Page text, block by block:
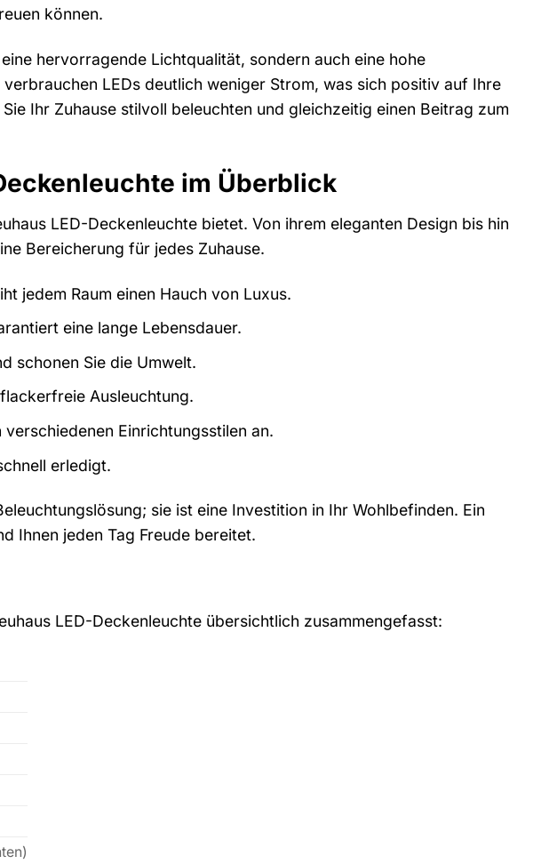
können.
hervorragende Lichtqualität, sondern auch eine hohe
LEDs deutlich weniger Strom, was sich positiv auf Ihre
Ihr Zuhause stilvoll beleuchten und gleichzeitig einen Beitrag zum
im Überblick
LED-Deckenleuchte bietet. Von ihrem eleganten Design bis hin
Bereicherung für jedes Zuhause.
jedem Raum einen Hauch von Luxus.
eine lange Lebensdauer.
schonen Sie die Umwelt.
Ausleuchtung.
Einrichtungsstilen an.
erledigt.
sie ist eine Investition in Ihr Wohlbefinden. Ein
Ihnen jeden Tag Freude bereitet.
LED-Deckenleuchte übersichtlich zusammengefasst: